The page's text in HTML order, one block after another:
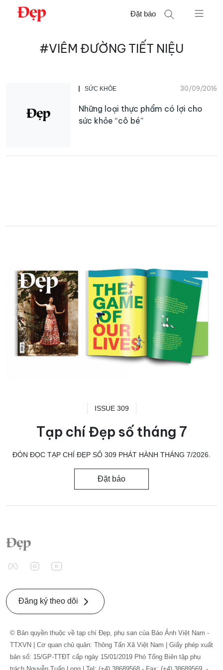
Chuyển
Đặt báo
#VIÊM ĐƯỜNG TIẾT NIỆU
SỨC KHỎE 30/09/2016
Những loại thực phẩm có lợi cho
sức khỏe “cô bé”
ISSUE 309
Tạp chí Đẹp số tháng 7
ĐÓN ĐỌC TẠP CHÍ ĐẸP SỐ 309 PHÁT HÀNH THÁNG 7/2026.
Đặt báo
Đăng ký theo dõi
© Bản quyền thuộc về tạp chí Đẹp, phụ san của Báo Ảnh Việt Nam -
TTXVN | Cơ quan chủ quản: Thông Tấn Xã Việt Nam | Giấy phép xuất
bản số: 15/GP-TTĐT cấp ngày 15/01/2019 Phó Tổng Biên tập phụ